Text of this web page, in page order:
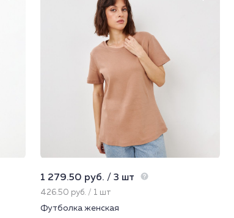
1 279.50 руб. / 3 шт
426.50 руб. / 1 шт
Футболка женская